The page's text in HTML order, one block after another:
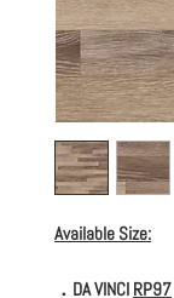
Available Size:
．DA VINCI RP97